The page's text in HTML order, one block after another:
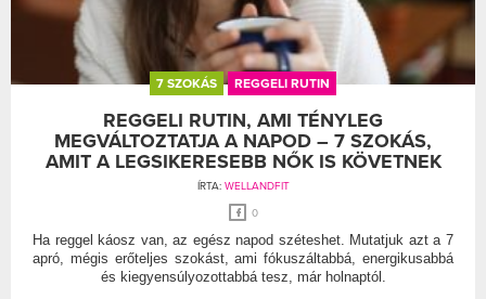
7 SZOKÁS REGGELI RUTIN
REGGELI RUTIN, AMI TÉNYLEG
MEGVÁLTOZTATJA A NAPOD – 7 SZOKÁS,
AMIT A LEGSIKERESEBB NŐK IS KÖVETNEK
ÍRTA: WELLANDFIT
0
Ha reggel káosz van, az egész napod széteshet. Mutatjuk azt a 7
apró, mégis erőteljes szokást, ami fókuszáltabbá, energikusabbá
és kiegyensúlyozottabbá tesz, már holnaptól.